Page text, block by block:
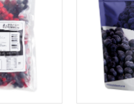
ボウル型カップ フラワー
ブレンダー・ミキサー